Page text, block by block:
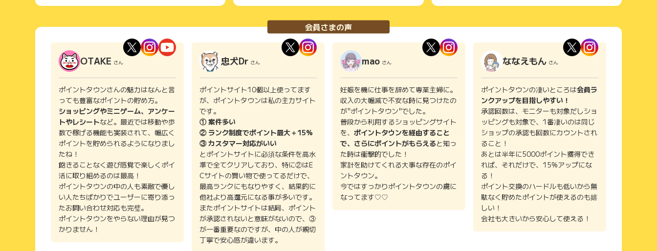
会員さまの声
OTAKE さん
ポイントタウンさんの魅力はなんと言
っても豊富なポイントの貯め方。
ショッピングやミニゲーム、アンケー
トやレシートなど。最近では移動や歩
数で稼げる機能も実装されて、幅広く
ポイントを貯められるようになりまし
たね！
飽きることなく遊び感覚で楽しくポイ
活に取り組めるのは最高！
ポイントタウンの中の人も素敵で優し
い人たちばかりでユーザーに寄り添っ
たお問い合わせ対応も完璧。
ポイントタウンをやらない理由が見つ
かりません！
忠犬Dr さん
ポイントサイト10個以上使ってます
が、ポイントタウンは私の主力サイト
です。
① 案件多い
② ランク制度でポイント最大＋15%
③ カスタマー対応がいい
とポイントサイトに必須な条件を高水
準で全てクリアしており、特に②はE
Cサイトの買い物で使ってるだけで、
最高ランクにもなりやすく、結果的に
他社より高還元になる事が多いです。
またポイントサイトは結局、ポイント
が承認されないと意味がないので、③
が一番重要なのですが、中の人が親切
丁寧で安心感が違います。
mao さん
妊娠を機に仕事を辞めて専業主婦に。
収入の大幅減で不安な時に見つけたの
が"ポイントタウン"でした。
普段から利用するショッピングサイト
を、 ポイントタウンを経由すること
で、さらにポイントがもらえると知っ
た時は衝撃的でした！
家計を助けてくれる大事な存在のポイ
ントタウン。
今ではすっかりポイントタウンの虜に
なってます♡♡
ななえもん さん
ポイントタウンの凄いところは会員ラ
ンクアップを目指しやすい！
承認回数は、モニターも対象だしショ
ッピングも対象で、1番凄いのは同じ
ショップの承認も回数にカウントされ
ること！
あとは半年に5000ポイント獲得でき
れば、それだけで、15%アップにな
る！
ポイント交換のハードルも低いから無
駄なく貯めたポイントが使えるのも嬉
しい！
会社も大きいから安心して使える！